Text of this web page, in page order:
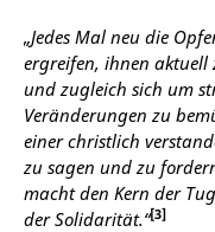
„Jedes Mal neu die
ergreifen, ihnen aktuell
und zugleich sich um
Veränderungen zu
einer christlich
zu sagen und zu
macht den Kern der
der Solidarität.“[3]